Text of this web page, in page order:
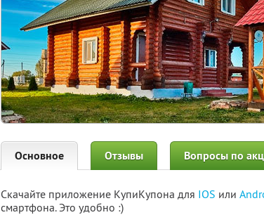
Основное Отзывы Вопросы по
Скачайте приложение КупиКупона для IOS или
смартфона. Это удобно :)